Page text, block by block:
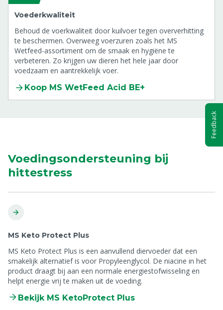
Voederkwaliteit
Behoud de voerkwaliteit door kuilvoer tegen oververhitting
te beschermen. Overweeg voerzuren zoals het MS
Wetfeed-assortiment om de smaak en hygiëne te
verbeteren. Zo krijgen uw dieren het hele jaar door
voedzaam en aantrekkelijk voer.
Koop MS WetFeed Acid BE+
Voedingsondersteuning bij
hittestress
MS Keto Protect Plus
MS Keto Protect Plus is een aanvullend diervoeder dat een
smakelijk alternatief is voor Propyleenglycol. De niacine in het
product draagt bij aan een normale energiestofwisseling en
helpt energie vrij te maken uit de voeding.
Bekijk MS KetoProtect Plus
Feedback